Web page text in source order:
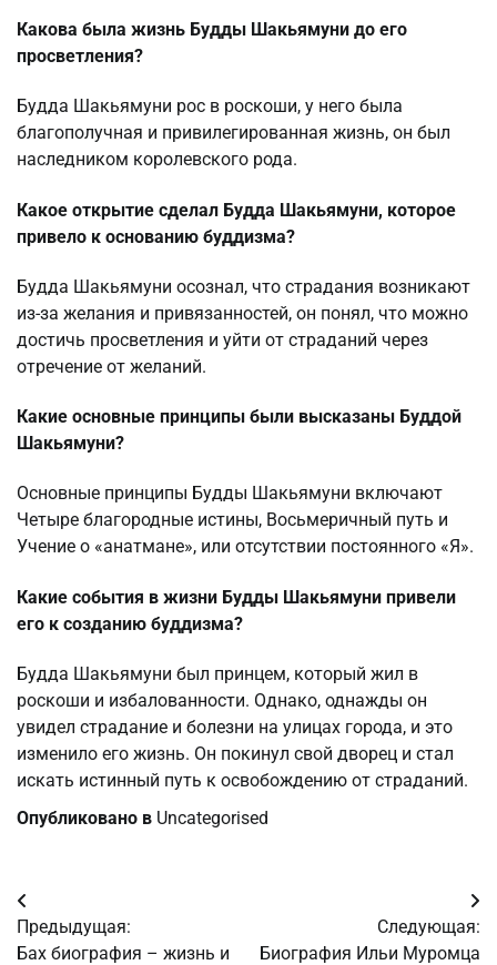
Какова была жизнь Будды Шакьямуни до его
просветления?
Будда Шакьямуни рос в роскоши, у него была
благополучная и привилегированная жизнь, он был
наследником королевского рода.
Какое открытие сделал Будда Шакьямуни, которое
привело к основанию буддизма?
Будда Шакьямуни осознал, что страдания возникают
из-за желания и привязанностей, он понял, что можно
достичь просветления и уйти от страданий через
отречение от желаний.
Какие основные принципы были высказаны Буддой
Шакьямуни?
Основные принципы Будды Шакьямуни включают
Четыре благородные истины, Восьмеричный путь и
Учение о «анатмане», или отсутствии постоянного «Я».
Какие события в жизни Будды Шакьямуни привели
его к созданию буддизма?
Будда Шакьямуни был принцем, который жил в
роскоши и избалованности. Однако, однажды он
увидел страдание и болезни на улицах города, и это
изменило его жизнь. Он покинул свой дворец и стал
искать истинный путь к освобождению от страданий.
Опубликовано в Uncategorised
Навигация
по
Предыдущая:
Бах биография – жизнь и
Следующая:
Биография Ильи Муромца